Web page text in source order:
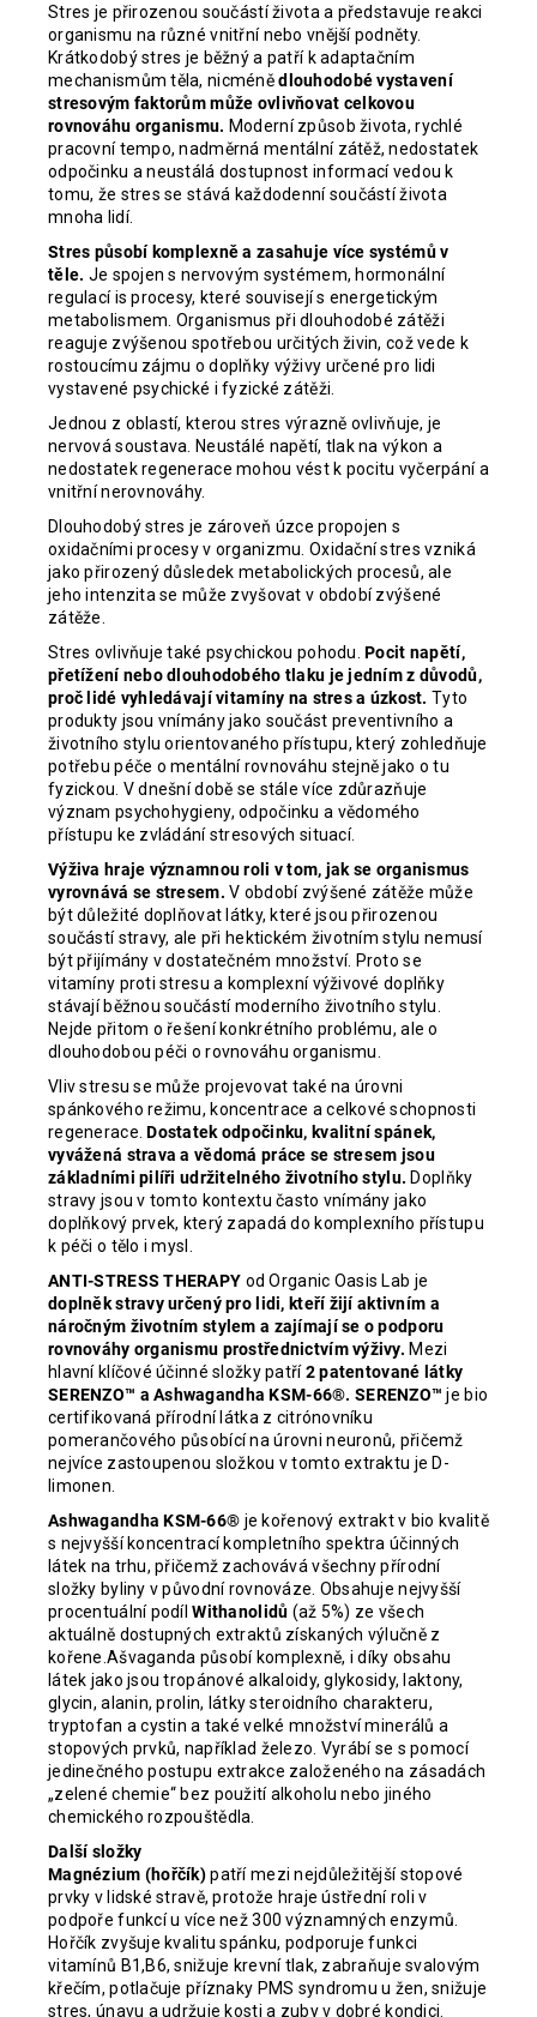
Stres je přirozenou součástí života a představuje reakci
organismu na různé vnitřní nebo vnější podněty.
Krátkodobý stres je běžný a patří k adaptačním
mechanismům těla, nicménědlouhodobé vystavení
stresovým faktorům může ovlivňovat celkovou
rovnováhu organismu. Moderní způsob života, rychlé
pracovní tempo, nadměrná mentální zátěž, nedostatek
odpočinku a neustálá dostupnost informací vedou k
tomu, že stres se stává každodenní součástí života
mnoha lidí.
Stres působí komplexně a zasahuje více systémů v
těle. Je spojen s nervovým systémem, hormonální
regulací is procesy, které souvisejí s energetickým
metabolismem. Organismus při dlouhodobé zátěži
reaguje zvýšenou spotřebou určitých živin, což vede k
rostoucímu zájmu o doplňky výživy určené pro lidi
vystavené psychické i fyzické zátěži.
Jednou z oblastí, kterou stres výrazně ovlivňuje, je
nervová soustava. Neustálé napětí, tlak na výkon a
nedostatek regenerace mohou vést k pocitu vyčerpání a
vnitřní nerovnováhy.
Dlouhodobý stres je zároveň úzce propojen s
oxidačními procesy v organizmu. Oxidační stres vzniká
jako přirozený důsledek metabolických procesů, ale
jeho intenzita se může zvyšovat v období zvýšené
zátěže.
Stres ovlivňuje také psychickou pohodu.Pocit napětí,
přetížení nebo dlouhodobého tlaku je jedním z důvodů,
proč lidé vyhledávají vitamíny na stres a úzkost. Tyto
produkty jsou vnímány jako součást preventivního a
životního stylu orientovaného přístupu, který zohledňuje
potřebu péče o mentální rovnováhu stejně jako o tu
fyzickou. V dnešní době se stále více zdůrazňuje
význam psychohygieny, odpočinku a vědomého
přístupu ke zvládání stresových situací.
Výživa hraje významnou roli v tom, jak se organismus
vyrovnává se stresem. V období zvýšené zátěže může
být důležité doplňovat látky, které jsou přirozenou
součástí stravy, ale při hektickém životním stylu nemusí
být přijímány v dostatečném množství. Proto se
vitamíny proti stresu a komplexní výživové doplňky
stávají běžnou součástí moderního životního stylu.
Nejde přitom o řešení konkrétního problému, ale o
dlouhodobou péči o rovnováhu organismu.
Vliv stresu se může projevovat také na úrovni
spánkového režimu, koncentrace a celkové schopnosti
regenerace.Dostatek odpočinku, kvalitní spánek,
vyvážená strava a vědomá práce se stresem jsou
základními pilíři udržitelného životního stylu. Doplňky
stravy jsou v tomto kontextu často vnímány jako
doplňkový prvek, který zapadá do komplexního přístupu
k péči o tělo i mysl.
ANTI-STRESS THERAPY od Organic Oasis Lab je
doplněk stravy určený pro lidi, kteří žijí aktivním a
náročným životním stylem a zajímají se o podporu
rovnováhy organismu prostřednictvím výživy. Mezi
hlavní klíčové účinné složky patří2 patentované látky
SERENZO™ a Ashwagandha KSM-66®. SERENZO™ je bio
certifikovaná přírodní látka z citrónovníku
pomerančového působící na úrovni neuronů, přičemž
nejvíce zastoupenou složkou v tomto extraktu je D-
limonen.
Ashwagandha KSM-66® je kořenový extrakt v bio kvalitě
s nejvyšší koncentrací kompletního spektra účinných
látek na trhu, přičemž zachovává všechny přírodní
složky byliny v původní rovnováze. Obsahuje nejvyšší
procentuální podílWithanolidů (až 5%) ze všech
aktuálně dostupných extraktů získaných výlučně z
kořene.Ašvaganda působí komplexně, i díky obsahu
látek jako jsou tropánové alkaloidy, glykosidy, laktony,
glycin, alanin, prolin, látky steroidního charakteru,
tryptofan a cystin a také velké množství minerálů a
stopových prvků, například železo. Vyrábí se s pomocí
jedinečného postupu extrakce založeného na zásadách
„zelené chemie“ bez použití alkoholu nebo jiného
chemického rozpouštědla.
Další složky
Magnézium (hořčík)patří mezi nejdůležitější stopové
prvky v lidské stravě, protože hraje ústřední roli v
podpoře funkcí u více než 300 významných enzymů.
Hořčík zvyšuje kvalitu spánku, podporuje funkci
vitamínů B1,B6, snižuje krevní tlak, zabraňuje svalovým
křečím, potlačuje příznaky PMS syndromu u žen, snižuje
stres, únavu a udržuje kosti a zuby v dobré kondici.